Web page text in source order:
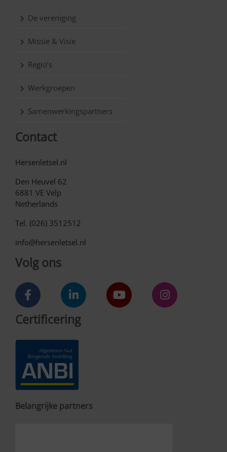
De vereniging
Missie & Visie
Regio’s
Werkgroepen
Samenwerkingspartners
Contact
Hersenletsel.nl
Den Heuvel 62
6881 VE Velp
Netherlands
Tel. (026) 3512512
info@hersenletsel.nl
Volg ons
Certificering
Belangrijke partners